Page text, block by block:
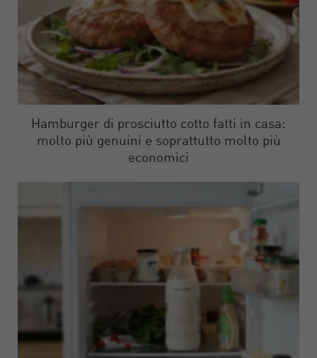
Hamburger di prosciutto cotto fatti in casa:
molto più genuini e soprattutto molto più
economici